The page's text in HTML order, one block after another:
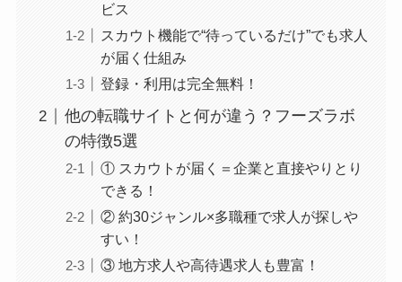
ビス
スカウト機能で“待っているだけ”でも求人
が届く仕組み
登録・利用は完全無料！
他の転職サイトと何が違う？フーズラボ
の特徴5選
① スカウトが届く＝企業と直接やりとり
できる！
② 約30ジャンル×多職種で求人が探しや
すい！
③ 地方求人や高待遇求人も豊富！